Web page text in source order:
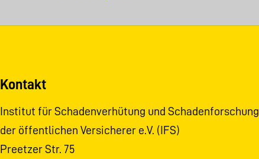
Kontakt
Institut für Schadenverhütung und Schadenforschung
der öffentlichen Versicherer e.V. (IFS)
Preetzer Str. 75